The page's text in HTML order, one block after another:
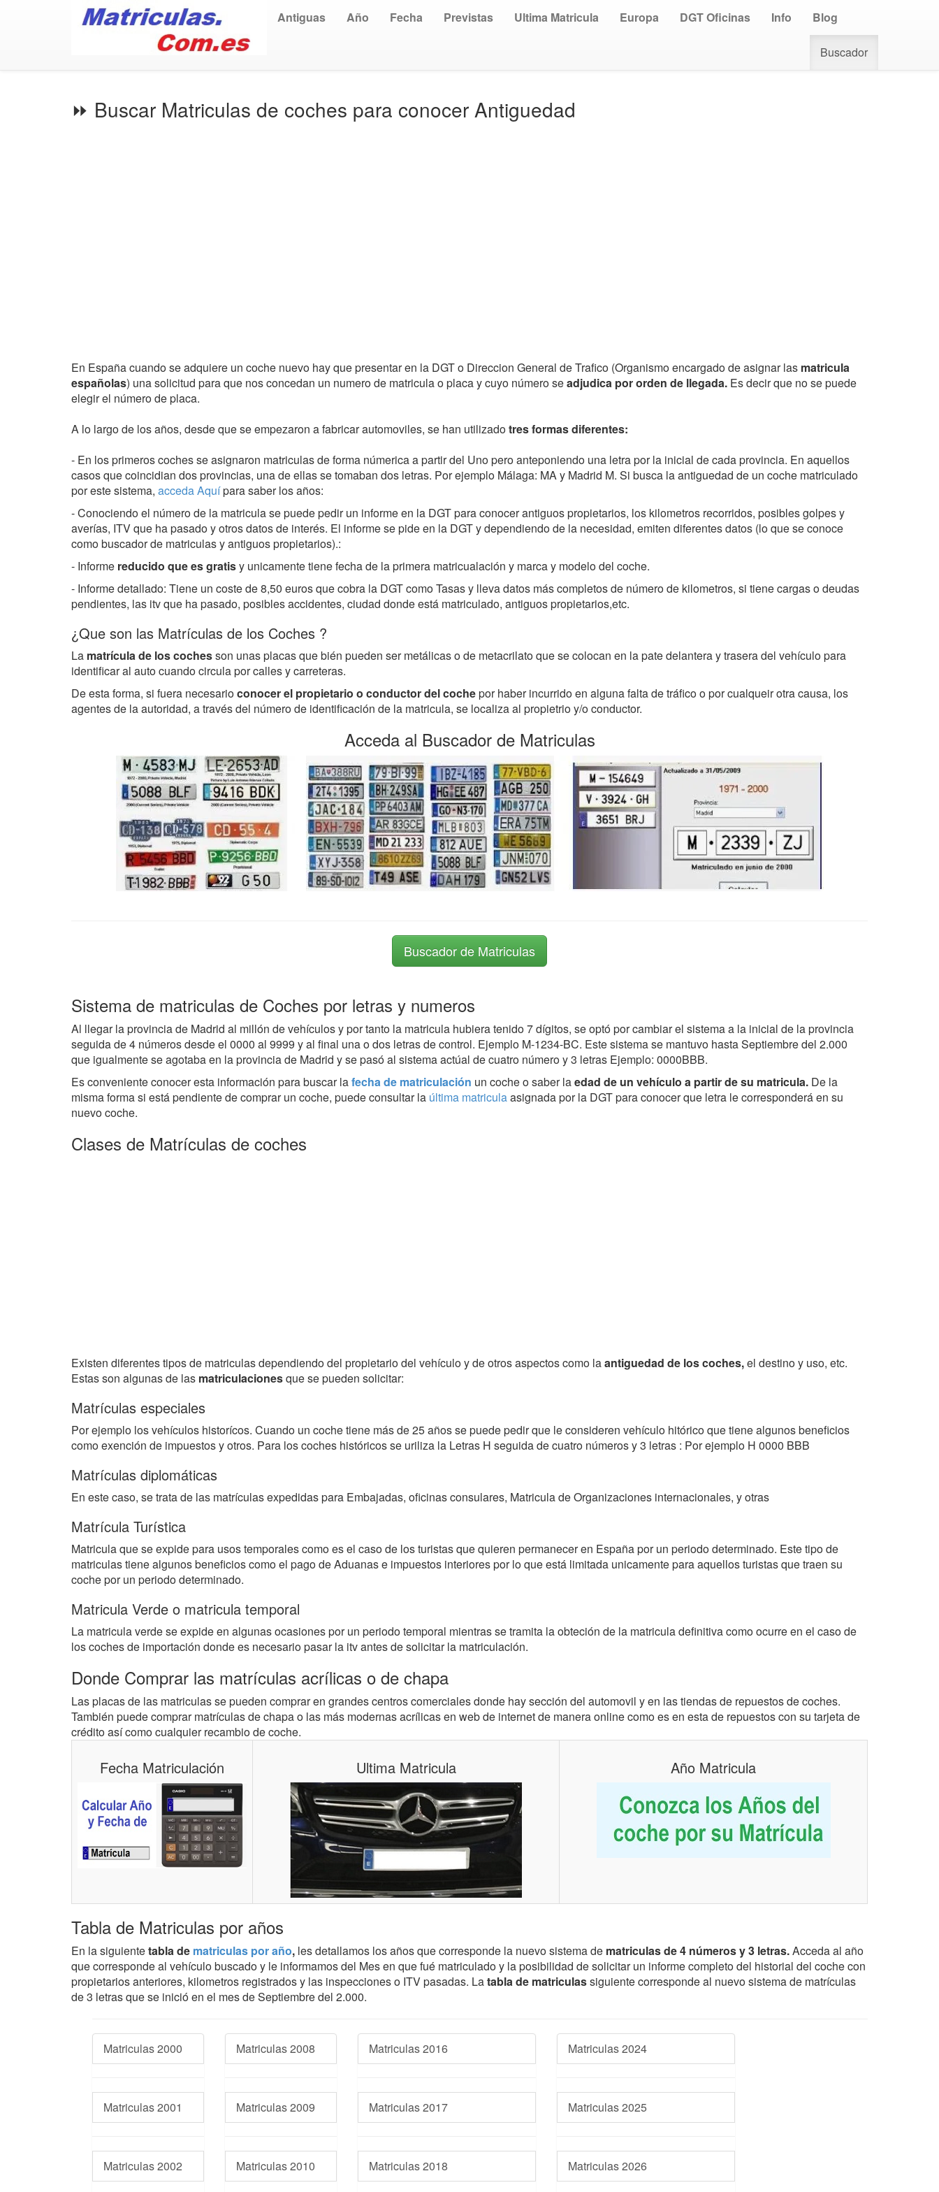
Antiguas Año Fecha Previstas Ultima Matricula Europa DGT Oficinas Info Blog
Buscador
⏩ Buscar Matriculas de coches para conocer Antiguedad
En España cuando se adquiere un coche nuevo hay que presentar en la DGT o Direccion General de Trafico (Organismo encargado de asignar las matricula
españolas) una solicitud para que nos concedan un numero de matricula o placa y cuyo número seadjudica por orden de llegada. Es decir que no se puede
elegir el número de placa.
A lo largo de los años, desde que se empezaron a fabricar automoviles, se han utilizadotres formas diferentes:
- En los primeros coches se asignaron matriculas de forma númerica a partir del Uno pero anteponiendo una letra por la inicial de cada provincia. En aquellos
casos que coincidian dos provincias, una de ellas se tomaban dos letras. Por ejemplo Málaga: MA y Madrid M. Si busca la antiguedad de un coche matriculado
por este sistema, acceda Aquípara saber los años:
- Conociendo el número de la matricula se puede pedir un informe en la DGT para conocer antiguos propietarios, los kilometros recorridos, posibles golpes y
averías, ITV que ha pasado y otros datos de interés. El informe se pide en la DGT y dependiendo de la necesidad, emiten diferentes datos (lo que se conoce
como buscador de matriculas y antiguos propietarios).:
- Informe reducido que es gratisy unicamente tiene fecha de la primera matricualación y marca y modelo del coche.
- Informe detallado: Tiene un coste de 8,50 euros que cobra la DGT como Tasas y lleva datos más completos de número de kilometros, si tiene cargas o deudas
pendientes, las itv que ha pasado, posibles accidentes, ciudad donde está matriculado, antiguos propietarios,etc.
¿Que son las Matrículas de los Coches ?
La matrícula de los cochesson unas placas que bién pueden ser metálicas o de metacrilato que se colocan en la pate delantera y trasera del vehículo para
identificar al auto cuando circula por calles y carreteras.
De esta forma, si fuera necesarioconocer el propietario o conductor del cochepor haber incurrido en alguna falta de tráfico o por cualqueir otra causa, los
agentes de la autoridad, a través del número de identificación de la matricula, se localiza al propietrio y/o conductor.
Acceda al Buscador de Matriculas
Buscador de Matriculas
Sistema de matriculas de Coches por letras y numeros
Al llegar la provincia de Madrid al millón de vehículos y por tanto la matricula hubiera tenido 7 dígitos, se optó por cambiar el sistema a la inicial de la provincia
seguida de 4 números desde el 0000 al 9999 y al final una o dos letras de control. Ejemplo M-1234-BC. Este sistema se mantuvo hasta Septiembre del 2.000
que igualmente se agotaba en la provincia de Madrid y se pasó al sistema actúal de cuatro número y 3 letras Ejemplo: 0000BBB.
Es conveniente conocer esta información para buscar lafecha de matriculación un coche o saber laedad de un vehículo a partir de su matricula. De la
misma forma si está pendiente de comprar un coche, puede consultar la última matriculaasignada por la DGT para conocer que letra le corresponderá en su
nuevo coche.
Clases de Matrículas de coches
Existen diferentes tipos de matriculas dependiendo del propietario del vehículo y de otros aspectos como laantiguedad de los coches,el destino y uso, etc.
Estas son algunas de las matriculacionesque se pueden solicitar:
Matrículas especiales
Por ejemplo los vehículos historícos. Cuando un coche tiene más de 25 años se puede pedir que le consideren vehículo hitórico que tiene algunos beneficios
como exención de impuestos y otros. Para los coches históricos se uriliza la Letras H seguida de cuatro números y 3 letras : Por ejemplo H 0000 BBB
Matrículas diplomáticas
En este caso, se trata de las matrículas expedidas para Embajadas, oficinas consulares, Matricula de Organizaciones internacionales, y otras
Matrícula Turística
Matricula que se expide para usos temporales como es el caso de los turistas que quieren permanecer en España por un periodo determinado. Este tipo de
matriculas tiene algunos beneficios como el pago de Aduanas e impuestos interiores por lo que está limitada unicamente para aquellos turistas que traen su
coche por un periodo determinado.
Matricula Verde o matricula temporal
La matricula verde se expide en algunas ocasiones por un periodo temporal mientras se tramita la obteción de la matricula definitiva como ocurre en el caso de
los coches de importación donde es necesario pasar la itv antes de solicitar la matriculación.
Donde Comprar las matrículas acrílicas o de chapa
Las placas de las matriculas se pueden comprar en grandes centros comerciales donde hay sección del automovil y en las tiendas de repuestos de coches.
También puede comprar matrículas de chapa o las más modernas acrílicas en web de internet de manera online como es en esta de repuestos con su tarjeta de
crédito así como cualquier recambio de coche.
Fecha Matriculación Ultima Matricula Año Matricula
Tabla de Matriculas por años
En la siguientetabla de matriculas por año, les detallamos los años que corresponde la nuevo sistema de matriculas de 4 números y 3 letras.Acceda al año
que corresponde al vehículo buscado y le informamos del Mes en que fué matriculado y la posibilidad de solicitar un informe completo del historial del coche con
propietarios anteriores, kilometros registrados y las inspecciones o ITV pasadas. Latabla de matriculassiguiente corresponde al nuevo sistema de matrículas
de 3 letras que se inició en el mes de Septiembre del 2.000.
Matriculas 2000
Matriculas 2001
Matriculas 2002
Matriculas 2008
Matriculas 2009
Matriculas 2010
Matriculas 2016
Matriculas 2017
Matriculas 2018
Matriculas 2024
Matriculas 2025
Matriculas 2026